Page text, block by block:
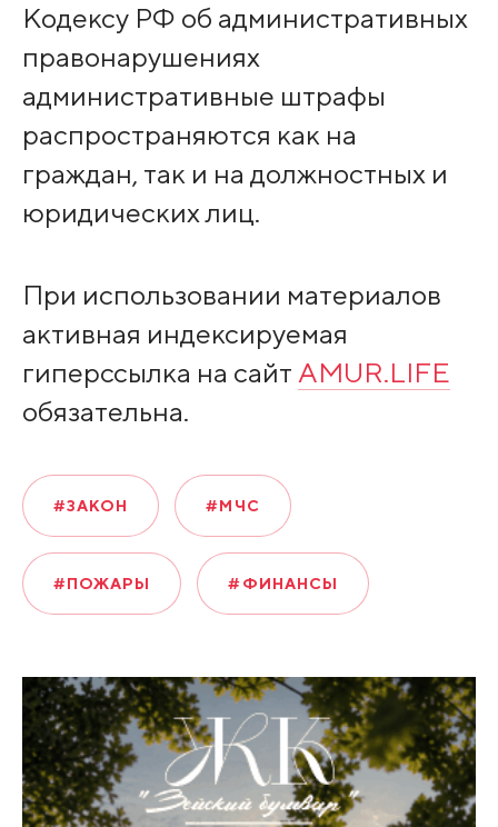
Кодексу РФ об административных
правонарушениях
административные штрафы
распространяются как на
граждан, так и на должностных и
юридических лиц.
При использовании материалов
активная индексируемая
гиперссылка на сайт AMUR.LIFE
обязательна.
#ЗАКОН #МЧС
#ПОЖАРЫ #ФИНАНСЫ